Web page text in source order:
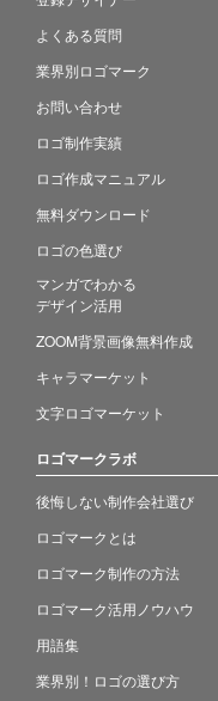
よくある質問
業界別ロゴマーク
お問い合わせ
ロゴ制作実績
ロゴ作成マニュアル
無料ダウンロード
ロゴの色選び
マンガでわかる
デザイン活用
ZOOM背景画像無料作成
キャラマーケット
文字ロゴマーケット
ロゴマークラボ
後悔しない制作会社選び
ロゴマークとは
ロゴマーク制作の方法
ロゴマーク活用ノウハウ
用語集
業界別！ロゴの選び方